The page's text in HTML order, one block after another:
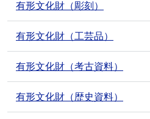
有形文化財（彫刻）
有形文化財（工芸品）
有形文化財（考古資料）
有形文化財（歴史資料）